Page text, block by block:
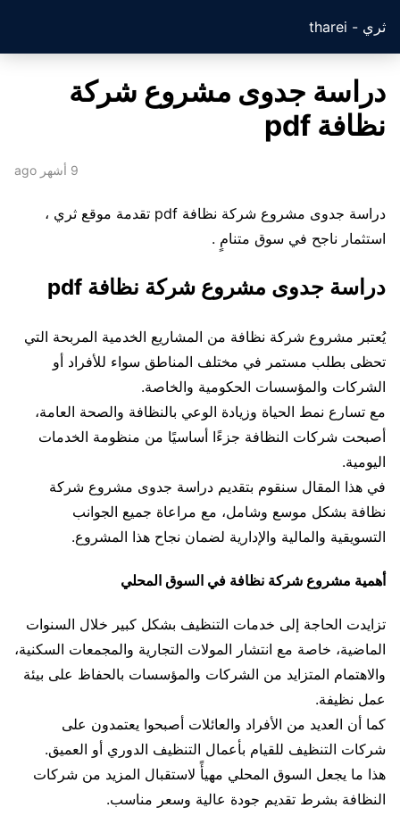
ثري - tharei
دراسة جدوى مشروع شركة
نظافة pdf
9 أشهر ago
دراسة جدوى مشروع شركة نظافة pdf تقدمة موقع ثري ،
استثمار ناجح في سوق متنامٍ .
دراسة جدوى مشروع شركة نظافة pdf
يُعتبر مشروع شركة نظافة من المشاريع الخدمية المربحة التي
تحظى بطلب مستمر في مختلف المناطق سواء للأفراد أو
الشركات والمؤسسات الحكومية والخاصة.
مع تسارع نمط الحياة وزيادة الوعي بالنظافة والصحة العامة،
أصبحت شركات النظافة جزءًا أساسيًا من منظومة الخدمات
اليومية.
في هذا المقال سنقوم بتقديم دراسة جدوى مشروع شركة
نظافة بشكل موسع وشامل، مع مراعاة جميع الجوانب
التسويقية والمالية والإدارية لضمان نجاح هذا المشروع.
أهمية مشروع شركة نظافة في السوق المحلي
تزايدت الحاجة إلى خدمات التنظيف بشكل كبير خلال السنوات
الماضية، خاصة مع انتشار المولات التجارية والمجمعات السكنية،
والاهتمام المتزايد من الشركات والمؤسسات بالحفاظ على بيئة
عمل نظيفة.
كما أن العديد من الأفراد والعائلات أصبحوا يعتمدون على
شركات التنظيف للقيام بأعمال التنظيف الدوري أو العميق.
هذا ما يجعل السوق المحلي مهيأً لاستقبال المزيد من شركات
النظافة بشرط تقديم جودة عالية وسعر مناسب.